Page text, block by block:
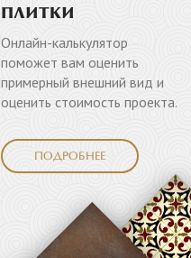
плитки
Онлайн-калькулятор
поможет вам оценить
примерный внешний вид и
оценить стоимость проекта.
ПОДРОБНЕЕ